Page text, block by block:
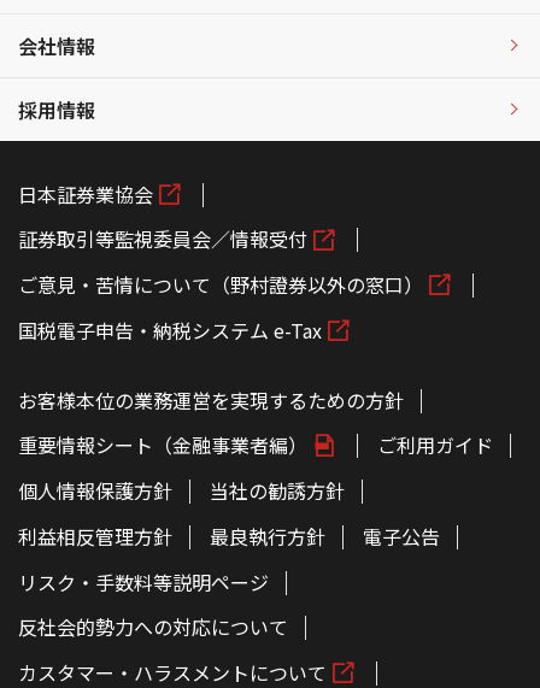
会社情報
採用情報
日本証券業協会
証券取引等監視委員会／情報受付
ご意見・苦情について（野村證券以外の窓口）
国税電子申告・納税システム e-Tax
お客様本位の業務運営を実現するための方針
重要情報シート（金融事業者編）
ご利用ガイド
個人情報保護方針
当社の勧誘方針
利益相反管理方針
最良執行方針
電子公告
リスク・手数料等説明ページ
反社会的勢力への対応について
カスタマー・ハラスメントについて